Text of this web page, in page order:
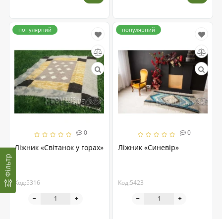
Фільтр
0
Ліжник «Світанок у горах»
Код:5316
популярний
0
Ліжник «Синевір»
Код:5423
популярний